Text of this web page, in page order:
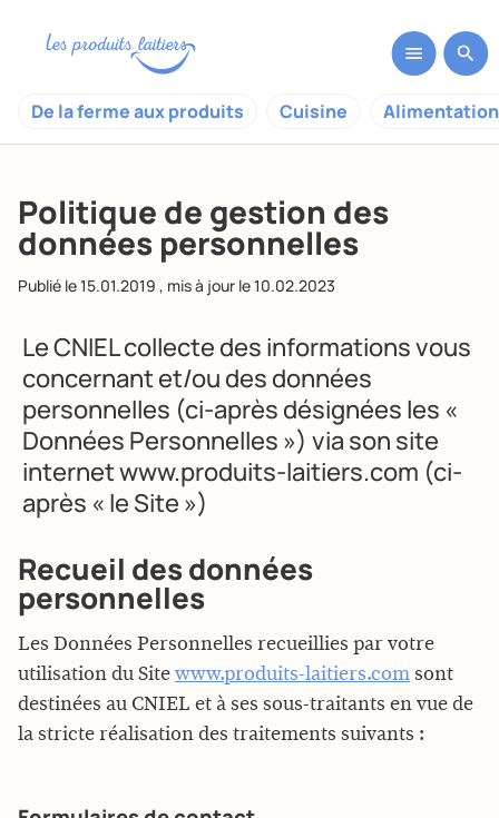
De la ferme aux produits Cuisine
Politique de gestion des
données personnelles
Publié le15.01.2019 , mis à jour le10.02.2023
Le CNIEL collecte des informations vous
concernant et/ou des données
personnelles (ci-après désignées les «
Données Personnelles ») via son site
internetwww.produits-laitiers.com (ci-
après « le Site »)
Recueil des données
personnelles
Les Données Personnelles recueillies par votre
utilisation du Site www.produits-laitiers.com sont
destinées au CNIEL et à ses sous-traitants en vue de
la stricte réalisation des traitements suivants :